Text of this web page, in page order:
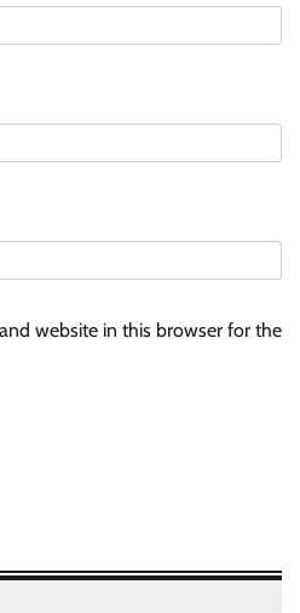
website in this browser for the